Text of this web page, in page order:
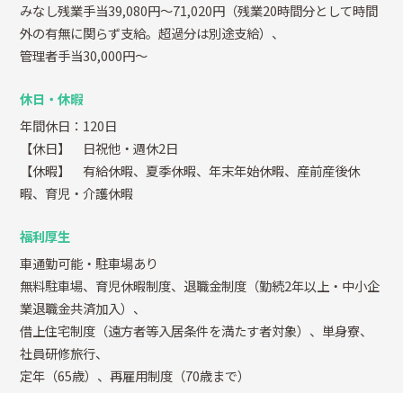
みなし残業手当39,080円～71,020円（残業20時間分として時間
外の有無に関らず支給。超過分は別途支給）、
管理者手当30,000円～
休日・休暇
年間休日：120日
【休日】 日祝他・週休2日
【休暇】 有給休暇、夏季休暇、年末年始休暇、産前産後休
暇、育児・介護休暇
福利厚生
車通勤可能・駐車場あり
無料駐車場、育児休暇制度、退職金制度（勤続2年以上・中小企
業退職金共済加入）、
借上住宅制度（遠方者等入居条件を満たす者対象）、単身寮、
社員研修旅行、
定年（65歳）、再雇用制度（70歳まで）